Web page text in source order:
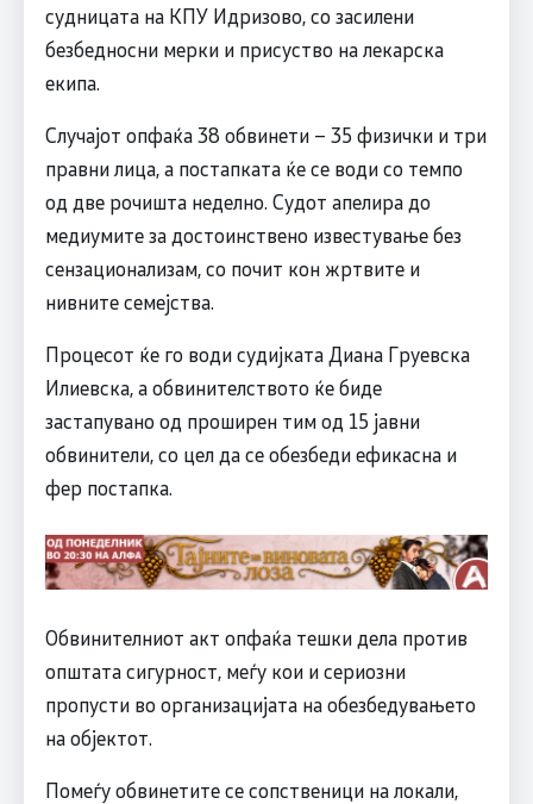
судницата на КПУ Идризово, со засилени
безбедносни мерки и присуство на лекарска
екипа.
Случајот опфаќа 38 обвинети – 35 физички и три
правни лица, а постапката ќе се води со темпо
од две рочишта неделно. Судот апелира до
медиумите за достоинствено известување без
сензационализам, со почит кон жртвите и
нивните семејства.
Процесот ќе го води судијката Диана Груевска
Илиевска, а обвинителството ќе биде
застапувано од проширен тим од 15 јавни
обвинители, со цел да се обезбеди ефикасна и
фер постапка.
Обвинителниот акт опфаќа тешки дела против
општата сигурност, меѓу кои и сериозни
пропусти во организацијата на обезбедувањето
на објектот.
Помеѓу обвинетите се сопственици на локали,